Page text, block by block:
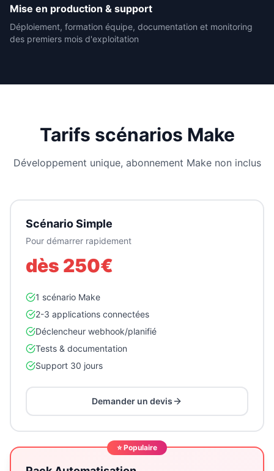
Mise en production & support
Déploiement, formation équipe, documentation et monitoring
des premiers mois d'exploitation
Tarifs scénarios Make
Développement unique, abonnement Make non inclus
Scénario Simple
Pour démarrer rapidement
dès 250€
1 scénario Make
2-3 applications connectées
Déclencheur webhook/planifié
Tests & documentation
Support 30 jours
Demander un devis
⭐ Populaire